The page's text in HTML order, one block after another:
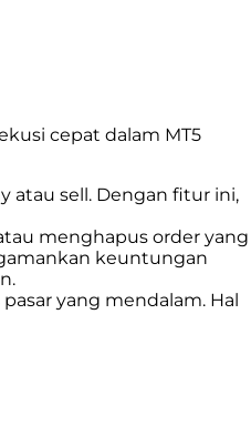
cepat dalam MT5
atau sell. Dengan fitur ini,
menghapus order yang
keuntungan
yang mendalam. Hal